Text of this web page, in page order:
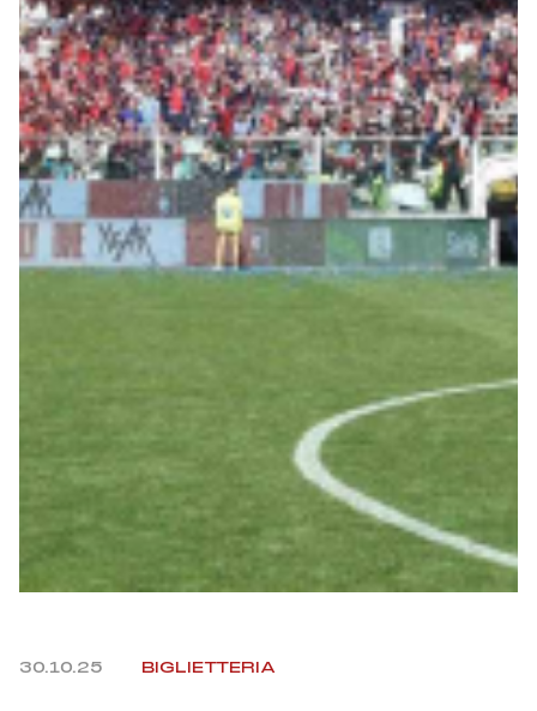
Summer Sale
Mare
Accessori
Party
Outlet
Isolani x Genoa
Gift Card Online Store
30.10.25 BIGLIETTERIA